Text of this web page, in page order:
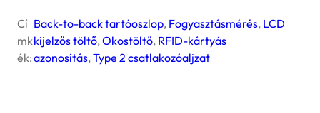
Cí
mk
ék:
Back-to-back tartóoszlop, Fogyasztásmérés, LCD
kijelzős töltő, Okostöltő, RFID-kártyás
azonosítás, Type 2 csatlakozóaljzat